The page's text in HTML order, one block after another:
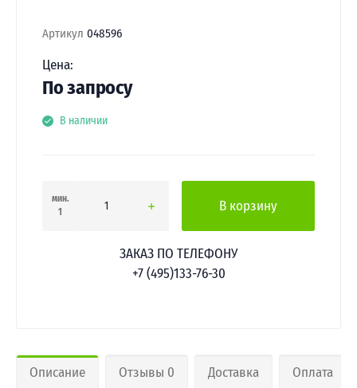
Артикул 048596
Цена:
По запросу
В наличии
мин.
1
В корзину
ЗАКАЗ ПО ТЕЛЕФОНУ
+7 (495)133-76-30
Описание Отзывы 0 Доставка Оплата